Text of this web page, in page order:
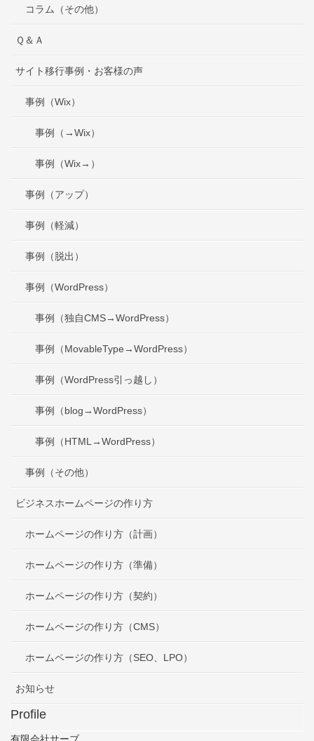
コラム（その他）
Ｑ＆Ａ
サイト移行事例・お客様の声
事例（Wix）
事例（→Wix）
事例（Wix→）
事例（アップ）
事例（軽減）
事例（脱出）
事例（WordPress）
事例（独自CMS→WordPress）
事例（MovableType→WordPress）
事例（WordPress引っ越し）
事例（blog→WordPress）
事例（HTML→WordPress）
事例（その他）
ビジネスホームページの作り方
ホームページの作り方（計画）
ホームページの作り方（準備）
ホームページの作り方（契約）
ホームページの作り方（CMS）
ホームページの作り方（SEO、LPO）
お知らせ
Profile
有限会社サーブ